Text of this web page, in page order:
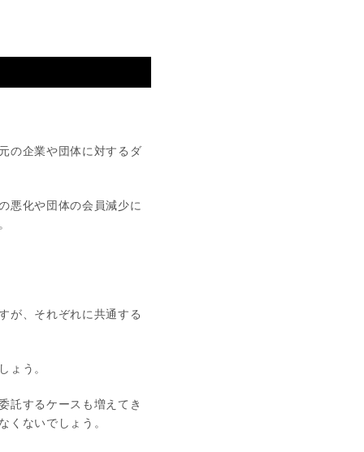
の企業や団体に対するダ
悪化や団体の会員減少に
が、それぞれに共通する
ょう。
託するケースも増えてき
くないでしょう。